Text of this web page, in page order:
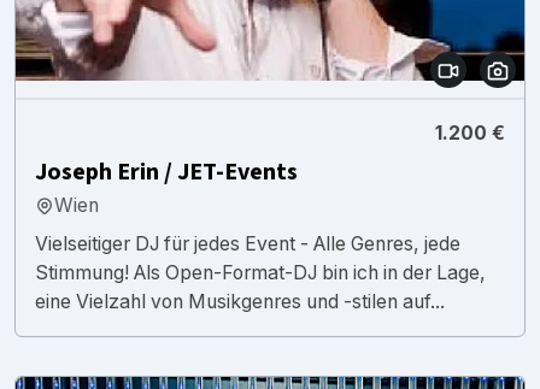
1.200 €
Joseph Erin / JET-Events
Wien
Vielseitiger DJ für jedes Event - Alle Genres, jede
Stimmung! Als Open-Format-DJ bin ich in der Lage,
eine Vielzahl von Musikgenres und -stilen auf...